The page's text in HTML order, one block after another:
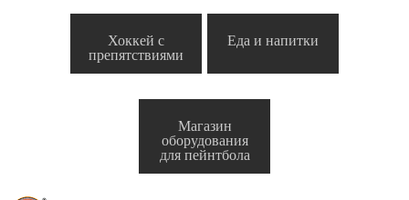
Хоккей с
препятствиями
Еда и напитки
Магазин
оборудования
для пейнтбола